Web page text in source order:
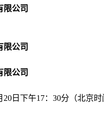
限公司
限公司
限公司
20日下午17：30分（北京